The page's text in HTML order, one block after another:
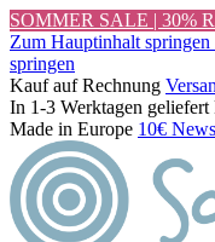
SOMMER SALE | 30%
Zum Hauptinhalt springen
springen
Kauf auf Rechnung
In 1-3 Werktagen geliefert
Made in Europe 10€